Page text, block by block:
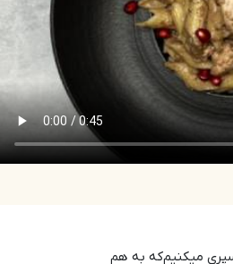
روغن اسپری میکنیم‌که به هم